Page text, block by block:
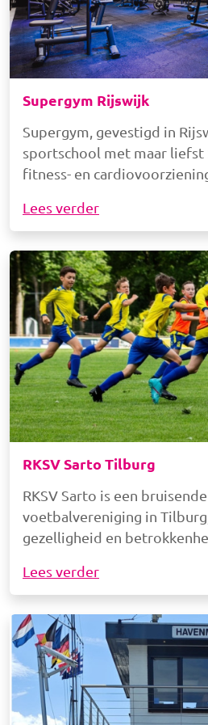
Supergym Rijswijk
Supergym, gevestigd in
sportschool met maar liefst
fitness- en
Lees verder
Afbeelding
RKSV Sarto Tilburg
RKSV Sarto is een
voetbalvereniging in
gezelligheid en
Lees verder
Afbeelding